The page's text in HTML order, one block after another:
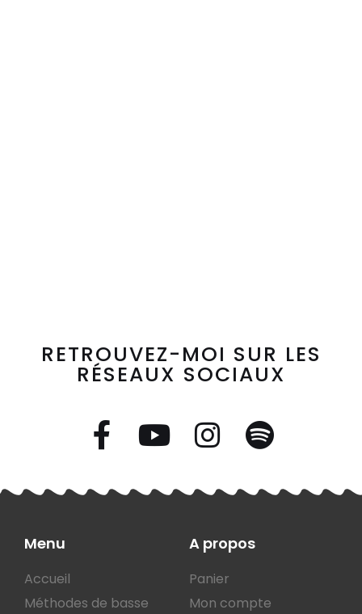
RETROUVEZ-MOI SUR LES
RÉSEAUX SOCIAUX
Menu
Accueil
Méthodes de basse
A propos
Panier
Mon compte